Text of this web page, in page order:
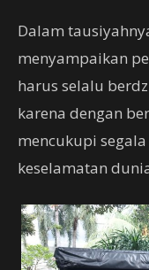
Dalam
menyampaikan
harus selalu
karena dengan
mencukupi
keselamatan